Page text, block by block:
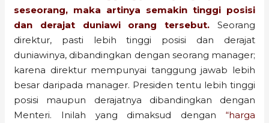
seseorang, maka artinya semakin tinggi posisi
dan derajat duniawi orang tersebut. Seorang
direktur, pasti lebih tinggi posisi dan derajat
duniawinya, dibandingkan dengan seorang manager;
karena direktur mempunyai tanggung jawab lebih
besar daripada manager. Presiden tentu lebih tinggi
posisi maupun derajatnya dibandingkan dengan
Menteri. Inilah yang dimaksud dengan “harga